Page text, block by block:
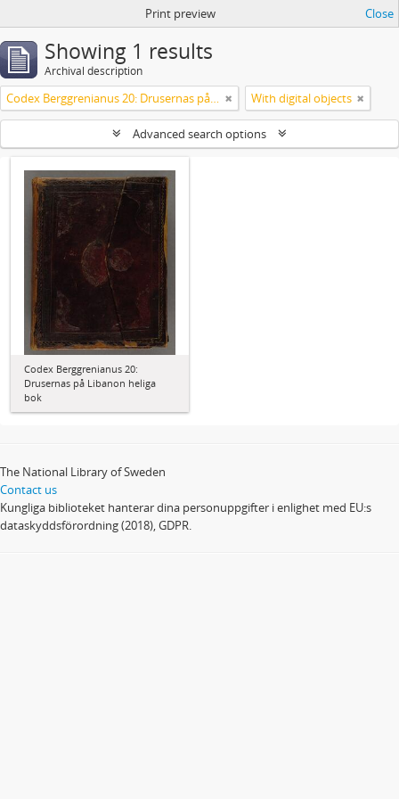
Print preview Close
Showing 1 results
Archival description
Codex Berggrenianus 20: Drusernas på Libanon heliga bok With digital objects
Advanced search options
Codex Berggrenianus 20:
Drusernas på Libanon heliga
bok
The National Library of Sweden
Contact us
Kungliga biblioteket hanterar dina personuppgifter i enlighet med EU:s
dataskyddsförordning (2018), GDPR.